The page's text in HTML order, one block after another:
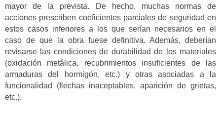
mayor de la prevista. De hecho, muchas normas de
acciones prescriben coeficientes parciales de seguridad en
estos casos inferiores a los que serían necesarios en el
caso de que la obra fuese definitiva. Además, deberían
revisarse las condiciones de durabilidad de los materiales
(oxidación metálica, recubrimientos insuficientes de las
armaduras del hormigón, etc.) y otras asociadas a la
funcionalidad (flechas inaceptables, aparición de grietas,
etc.).